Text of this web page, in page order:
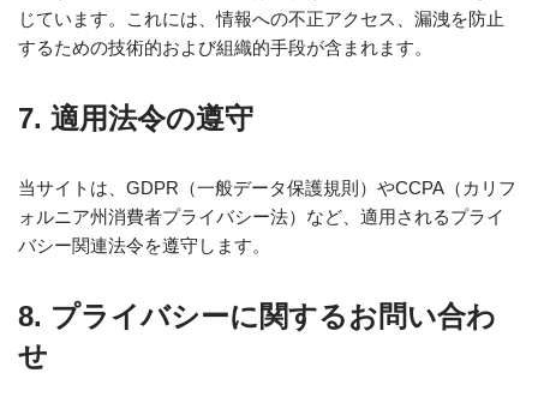
じています。これには、情報への不正アクセス、漏洩を防止
するための技術的および組織的手段が含まれます。
7. 適用法令の遵守
当サイトは、GDPR（一般データ保護規則）やCCPA（カリフ
ォルニア州消費者プライバシー法）など、適用されるプライ
バシー関連法令を遵守します。
8. プライバシーに関するお問い合わ
せ